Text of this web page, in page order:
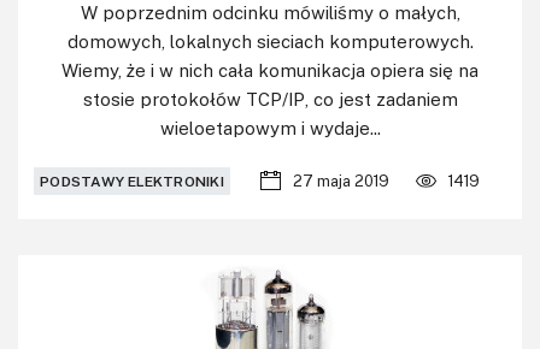
W poprzednim odcinku mówiliśmy o małych,
domowych, lokalnych sieciach komputerowych.
Wiemy, że i w nich cała komunikacja opiera się na
stosie protokołów TCP/IP, co jest zadaniem
wieloetapowym i wydaje...
PODSTAWY ELEKTRONIKI 27 maja 2019 1419